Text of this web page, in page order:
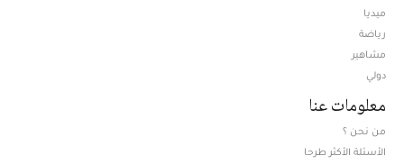
ميديا
رياضة
مشاهير
دولي
معلومات عنا
من نحن ؟
الأسئلة الأكثر طرحا